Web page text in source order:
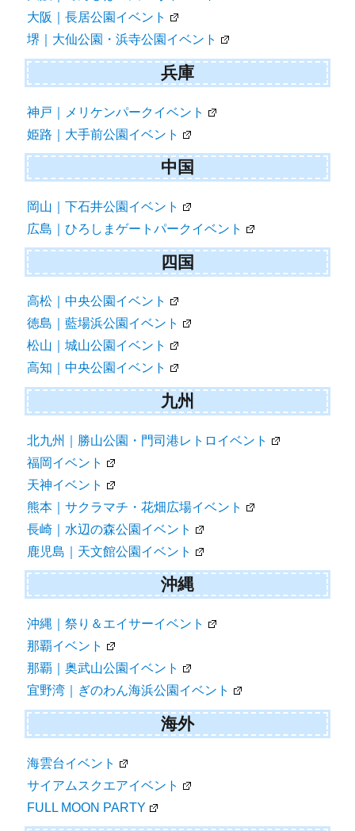
大阪｜長居公園イベント
堺｜大仙公園・浜寺公園イベント
兵庫
神戸｜メリケンパークイベント
姫路｜大手前公園イベント
中国
岡山｜下石井公園イベント
広島｜ひろしまゲートパークイベント
四国
高松｜中央公園イベント
徳島｜藍場浜公園イベント
松山｜城山公園イベント
高知｜中央公園イベント
九州
北九州｜勝山公園・門司港レトロイベント
福岡イベント
天神イベント
熊本｜サクラマチ・花畑広場イベント
長崎｜水辺の森公園イベント
鹿児島｜天文館公園イベント
沖縄
沖縄｜祭り＆エイサーイベント
那覇イベント
那覇｜奥武山公園イベント
宜野湾｜ぎのわん海浜公園イベント
海外
海雲台イベント
サイアムスクエアイベント
FULL MOON PARTY